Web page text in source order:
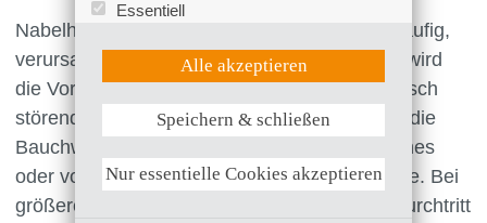
Nabelhernien sind bei Erwachsenen relativ häufig,
verursachen aber selten Beschwerden. Eher wird
die Vorwölbung des Bauchnabels als kosmetisch
störend empfunden. Häufig drückt sich durch die
Bauchwandlücke in der Bauchhöhle befindliches
oder vor dem Bauchfell gelegenes Fettgewebe. Bei
größeren Brüchen kann es dann auch zum Durchtritt
Essentiell
UX (Hotjar)
Weitere Informationen anzeigen
Alle akzeptieren
Speichern & schließen
Nur essentielle Cookies akzeptieren